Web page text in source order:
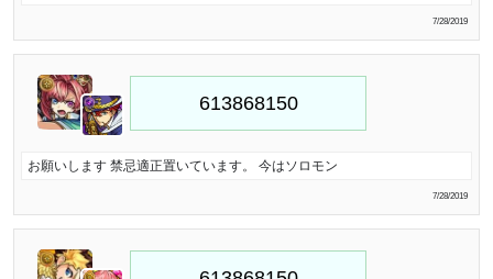
7/28/2019
お願いします 禁忌適正置いています。 今はソロモン
7/28/2019